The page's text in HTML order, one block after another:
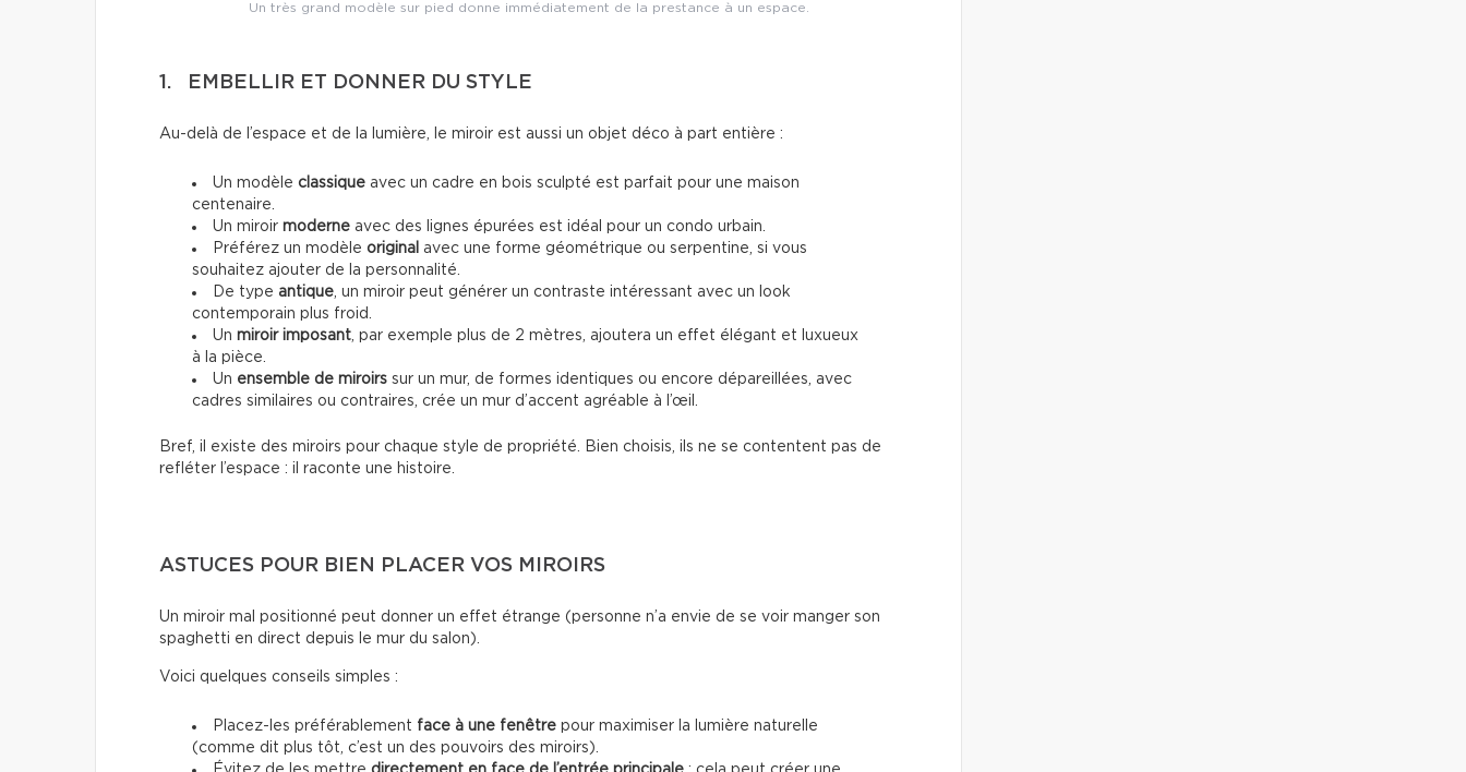
Un très grand modèle sur pied donne immédiatement de la prestance à un espace.
1. EMBELLIR ET DONNER DU STYLE
Au-delà de l’espace et de la lumière, le miroir est aussi un objet déco à part entière :
Un modèle classique avec un cadre en bois sculpté est parfait pour une maison
centenaire.
Un miroir moderne avec des lignes épurées est idéal pour un condo urbain.
Préférez un modèle original avec une forme géométrique ou serpentine, si vous
souhaitez ajouter de la personnalité.
De type antique, un miroir peut générer un contraste intéressant avec un look
contemporain plus froid.
Un miroir imposant, par exemple plus de 2 mètres, ajoutera un effet élégant et luxueux
à la pièce.
Un ensemble de miroirs sur un mur, de formes identiques ou encore dépareillées, avec
cadres similaires ou contraires, crée un mur d’accent agréable à l’œil.
Bref, il existe des miroirs pour chaque style de propriété. Bien choisis, ils ne se contentent pas de
refléter l’espace : il raconte une histoire.
ASTUCES POUR BIEN PLACER VOS MIROIRS
Un miroir mal positionné peut donner un effet étrange (personne n’a envie de se voir manger son
spaghetti en direct depuis le mur du salon).
Voici quelques conseils simples :
Placez-les préférablement face à une fenêtre pour maximiser la lumière naturelle
(comme dit plus tôt, c’est un des pouvoirs des miroirs).